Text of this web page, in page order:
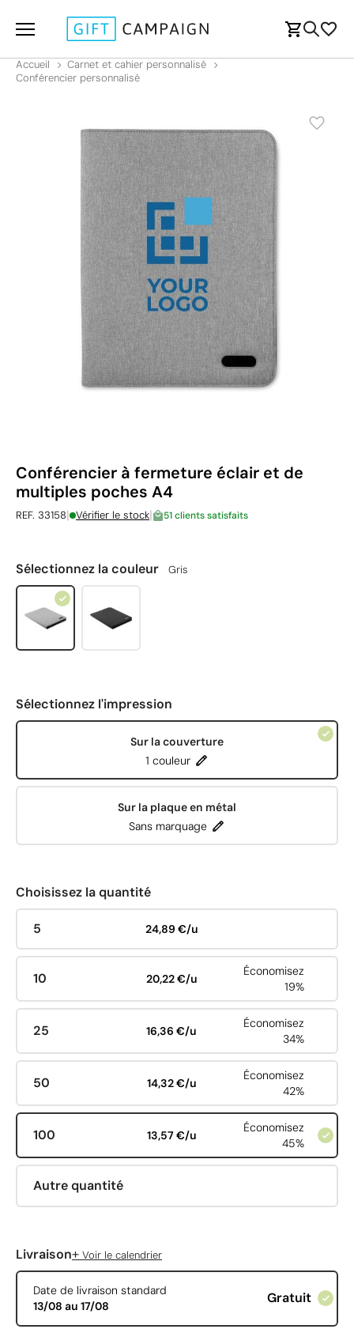
Accueil
Carnet et cahier personnalisé
Conférencier personnalisé
Conférencier à fermeture éclair et de
multiples poches A4
REF. 33158| Vérifier le stock| 51 clients satisfaits
Sélectionnez la couleur Gris
Sélectionnez l'impression
Sur la couverture
1 couleur
Sur la plaque en métal
Sans marquage
Choisissez la quantité
5 24,89 €/u
10 20,22 €/u
Économisez
19%
25 16,36 €/u
Économisez
34%
50 14,32 €/u
Économisez
42%
100 13,57 €/u
Économisez
45%
Autre quantité
Livraison+ Voir le calendrier
Date de livraison standard
13/08 au 17/08
Gratuit